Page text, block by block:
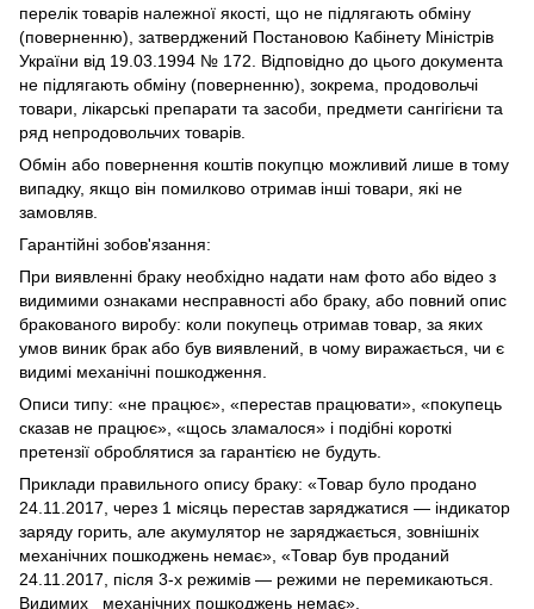
перелік товарів належної якості, що не підлягають обміну
(поверненню), затверджений Постановою Кабінету Міністрів
України від 19.03.1994 № 172. Відповідно до цього документа
не підлягають обміну (поверненню), зокрема, продовольчі
товари, лікарські препарати та засоби, предмети сангігієни та
ряд непродовольчих товарів.
Обмін або повернення коштів покупцю можливий лише в тому
випадку, якщо він помилково отримав інші товари, які не
замовляв.
Гарантійні зобов'язання:
При виявленні браку необхідно надати нам фото або відео з
видимими ознаками несправності або браку, або повний опис
бракованого виробу: коли покупець отримав товар, за яких
умов виник брак або був виявлений, в чому виражається, чи є
видимі механічні пошкодження.
Описи типу: «не працює», «перестав працювати», «покупець
сказав не працює», «щось зламалося» і подібні короткі
претензії оброблятися за гарантією не будуть.
Приклади правильного опису браку: «Товар було продано
24.11.2017, через 1 місяць перестав заряджатися — індикатор
заряду горить, але акумулятор не заряджається, зовнішніх
механічних пошкоджень немає», «Товар був проданий
24.11.2017, після 3-х режимів — режими не перемикаються.
Видимих механічних пошкоджень немає».